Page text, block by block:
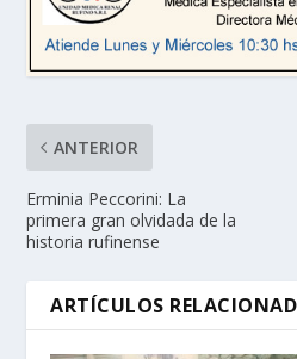
ANTERIOR
Erminia Peccorini: La
primera gran olvidada de la
historia rufinense
ARTÍCULOS